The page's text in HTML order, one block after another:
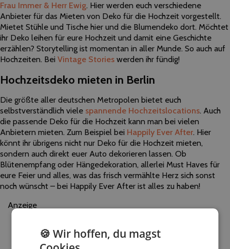
Frau Immer & Herr Ewig. Hier werden euch verschiedene
Anbieter für das Mieten von Deko für die Hochzeit vorgestellt.
Mietet Stühle und Tische hier und die Blumendeko dort. Möchtet
ihr Deko leihen für eure Hochzeit und damit eine Geschichte
erzählen? Storytelling ist momentan in aller Munde. So auch auf
Hochzeiten. Bei Vintage Stories werden ihr fündig!
Hochzeitsdeko mieten in Berlin
Die größte aller deutschen Metropolen bietet euch
selbstverständlich viele spannende Hochzeitslocations. Auch
die passende Deko für die Hochzeit kann man bei vielen
Anbietern mieten. Zum Beispiel bei Happily Ever After. Hier
könnt ihr übrigens nicht nur Deko für die Hochzeit mieten,
sondern auch direkt euer Auto dekorieren lassen. Ob
Blütenempfang oder Hängedekoration, allerlei Must Haves für
eure Feier und alles, was das frisch vermählte Herz sich sonst
noch wünscht – bei Happily Ever After ist alles zu haben!
Anzeige
🍪 Wir hoffen, du magst